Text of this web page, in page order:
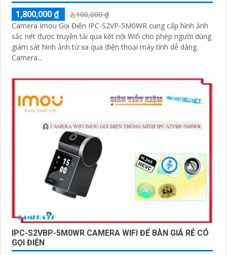
1,800,000 ₫
2,100,000 ₫
Camera Imou Gọi Điện IPC-S2VP-5M0WR cung cấp hình ảnh
sắc nét được truyền tải qua kết nối Wifi cho phép người dùng
giám sát hình ảnh từ xa qua điện thoại máy tính dễ dàng.
Camera...
IPC-S2VBP-5M0WR CAMERA WIFI ĐỂ BÀN GIÁ RẺ CÓ
GỌI ĐIỆN